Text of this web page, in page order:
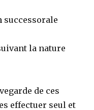
successorale
la nature
de ces
effectuer seul et